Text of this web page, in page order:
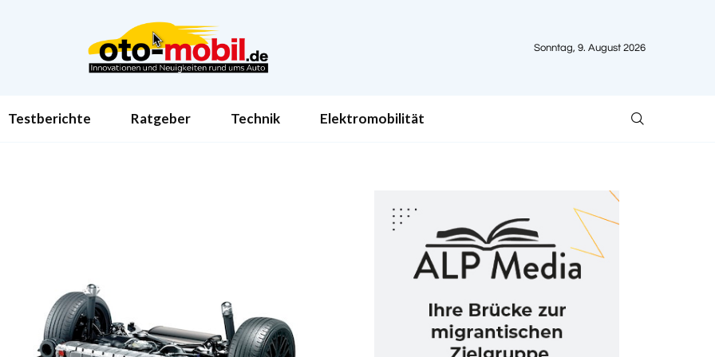
Sonntag, 9. August 2026
Testberichte Ratgeber Technik Elektromobilität